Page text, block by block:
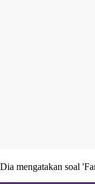
Dia mengatakan soal